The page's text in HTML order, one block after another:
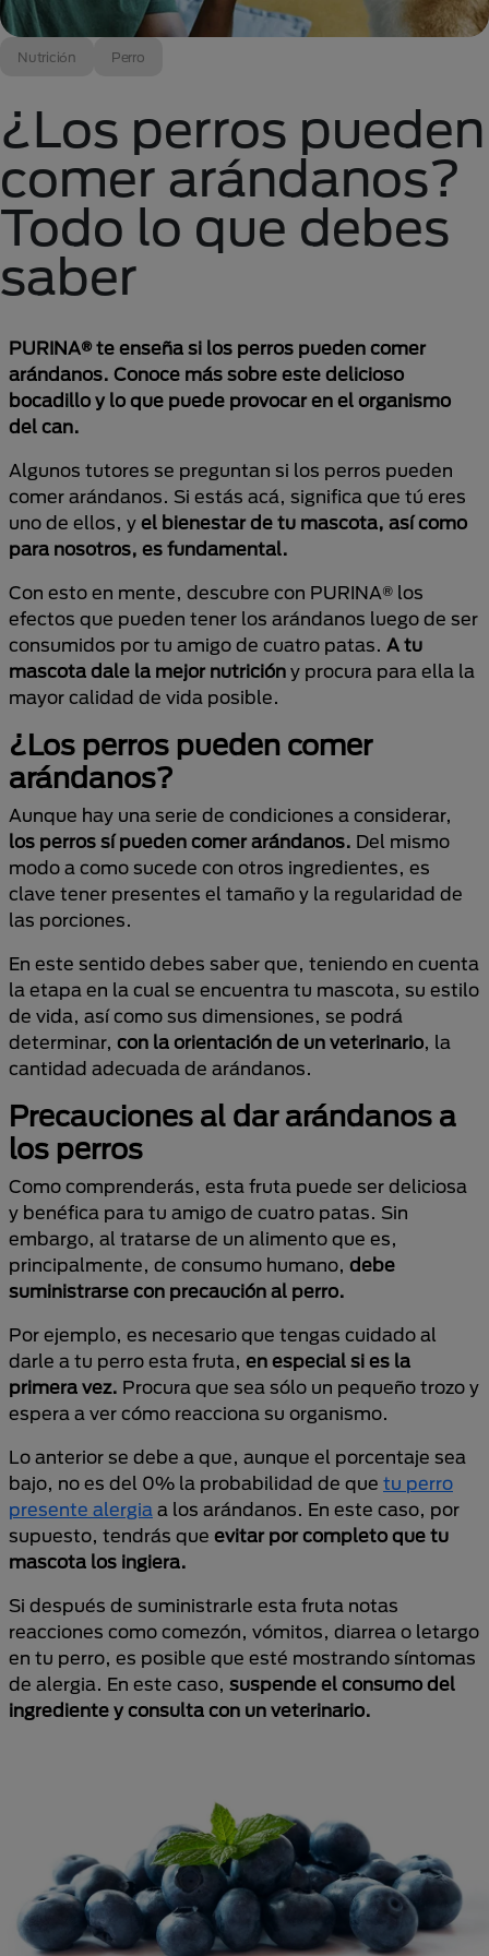
Nutrición Perro
¿Los perros pueden
comer arándanos?
Todo lo que debes
saber
PURINA® te enseña si los perros pueden comer
arándanos. Conoce más sobre este delicioso
bocadillo y lo que puede provocar en el organismo
del can.
Algunos tutores se preguntan si los perros pueden
comer arándanos. Si estás acá, significa que tú eres
uno de ellos, y el bienestar de tu mascota, así como
para nosotros, es fundamental.
Con esto en mente, descubre con PURINA® los
efectos que pueden tener los arándanos luego de ser
consumidos por tu amigo de cuatro patas. A tu
mascota dale la mejor nutrición y procura para ella la
mayor calidad de vida posible.
¿Los perros pueden comer
arándanos?
Aunque hay una serie de condiciones a considerar,
los perros sí pueden comer arándanos. Del mismo
modo a como sucede con otros ingredientes, es
clave tener presentes el tamaño y la regularidad de
las porciones.
En este sentido debes saber que, teniendo en cuenta
la etapa en la cual se encuentra tu mascota, su estilo
de vida, así como sus dimensiones, se podrá
determinar, con la orientación de un veterinario, la
cantidad adecuada de arándanos.
Precauciones al dar arándanos a
los perros
Como comprenderás, esta fruta puede ser deliciosa
y benéfica para tu amigo de cuatro patas. Sin
embargo, al tratarse de un alimento que es,
principalmente, de consumo humano, debe
suministrarse con precaución al perro.
Por ejemplo, es necesario que tengas cuidado al
darle a tu perro esta fruta, en especial si es la
primera vez. Procura que sea sólo un pequeño trozo y
espera a ver cómo reacciona su organismo.
Lo anterior se debe a que, aunque el porcentaje sea
bajo, no es del 0% la probabilidad de que tu perro
presente alergia a los arándanos. En este caso, por
supuesto, tendrás que evitar por completo que tu
mascota los ingiera.
Si después de suministrarle esta fruta notas
reacciones como comezón, vómitos, diarrea o letargo
en tu perro, es posible que esté mostrando síntomas
de alergia. En este caso, suspende el consumo del
ingrediente y consulta con un veterinario.